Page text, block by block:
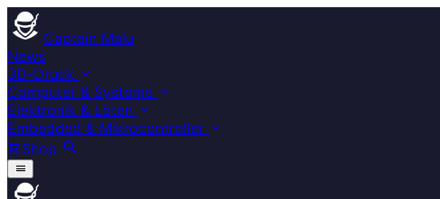
Captain Malu
News
3D-Druck
Computer & Systeme
Elektronik & Löten
Embedded & Mikrocontroller
Shop